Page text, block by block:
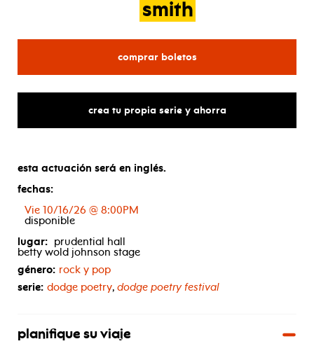
smith
comprar boletospara patti smith
crea tu propia serie y ahorra
esta actuación será en inglés.
fechas:
Vie 10/16/26 @ 8:00PM
disponible
lugar: prudential hall
betty wold johnson stage
género: rock y pop
serie: dodge poetry, dodge poetry festival
planifique su viaje